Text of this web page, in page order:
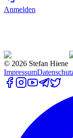
Anmelden
© 2026 Stefan Hiene
Impressum